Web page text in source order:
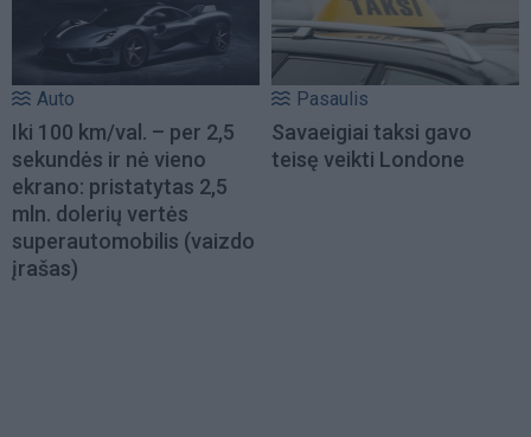
Auto
Iki 100 km/val. – per 2,5
sekundės ir nė vieno
ekrano: pristatytas 2,5
mln. dolerių vertės
superautomobilis (vaizdo
įrašas)
Pasaulis
Savaeigiai taksi gavo
teisę veikti Londone